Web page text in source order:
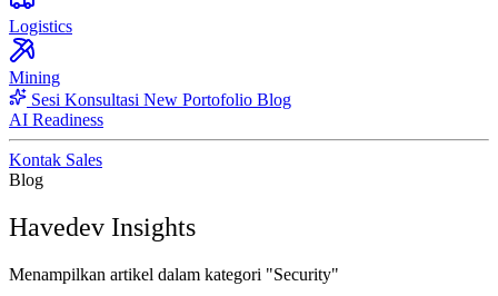
Logistics
Mining
Sesi Konsultasi New Portofolio Blog
AI Readiness
Kontak Sales
Blog
Havedev Insights
Menampilkan artikel dalam kategori "Security"